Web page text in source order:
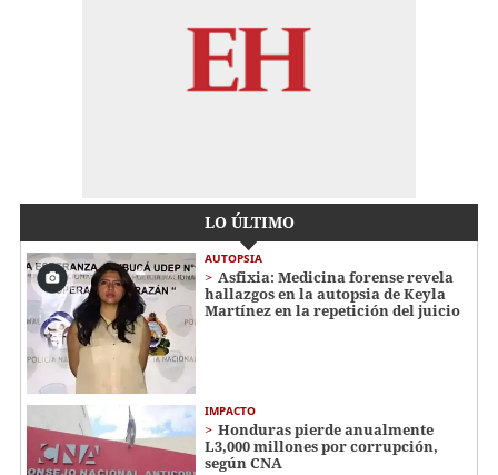
LO ÚLTIMO
AUTOPSIA
Asfixia: Medicina forense revela
hallazgos en la autopsia de Keyla
Martínez en la repetición del juicio
IMPACTO
Honduras pierde anualmente
L3,000 millones por corrupción,
según CNA